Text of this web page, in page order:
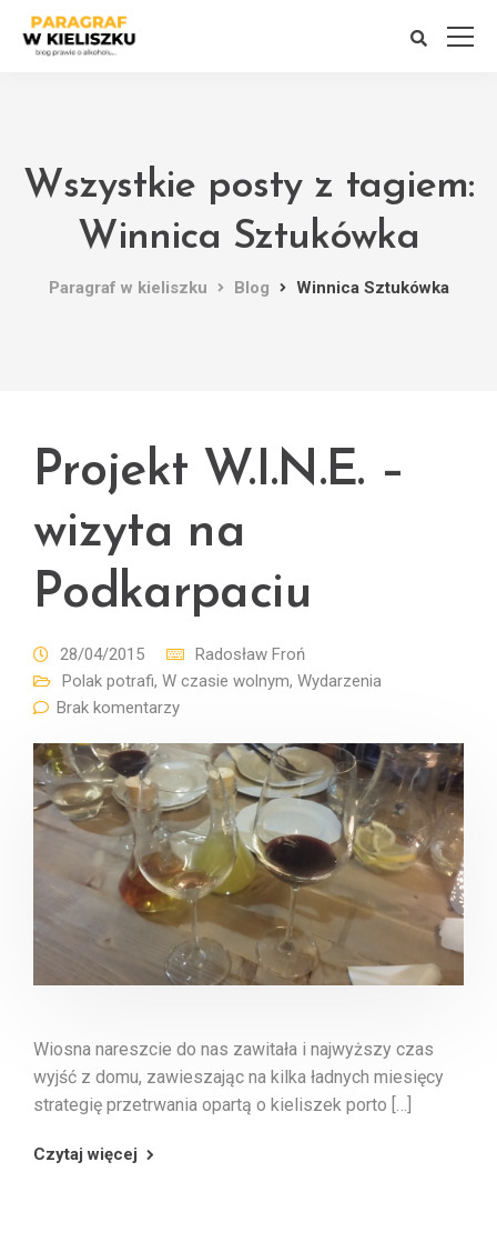
Wszystkie posty z tagiem:
Winnica Sztukówka
Paragraf w kieliszku Blog Winnica Sztukówka
Projekt W.I.N.E. –
wizyta na
Podkarpaciu
28/04/2015
Radosław Froń
Polak potrafi, W czasie wolnym, Wydarzenia
Brak komentarzy
Wiosna nareszcie do nas zawitała i najwyższy czas
wyjść z domu, zawieszając na kilka ładnych miesięcy
strategię przetrwania opartą o kieliszek porto […]
Czytaj więcej